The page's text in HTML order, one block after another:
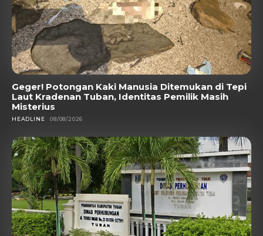
Geger! Potongan Kaki Manusia Ditemukan di Tepi
Laut Kradenan Tuban, Identitas Pemilik Masih
Misterius
HEADLINE 08/08/2026